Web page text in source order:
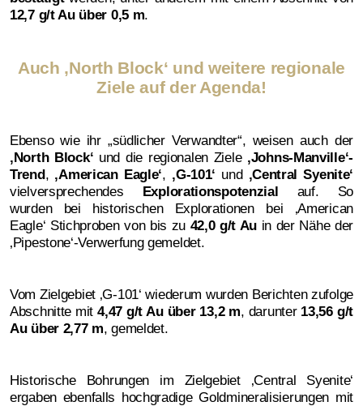
12,7 g/t Au über 0,5 m.
Auch ‚North Block‘ und weitere regionale
Ziele auf der Agenda!
Ebenso wie ihr „südlicher Verwandter“, weisen auch der
‚North Block‘ und die regionalen Ziele ‚Johns-Manville‘-
Trend, ‚American Eagle‘, ‚G-101‘ und ‚Central Syenite‘
vielversprechendes Explorationspotenzial auf. So
wurden bei historischen Explorationen bei ‚American
Eagle‘ Stichproben von bis zu 42,0 g/t Au in der Nähe der
‚Pipestone‘-Verwerfung gemeldet.
Vom Zielgebiet ‚G-101‘ wiederum wurden Berichten zufolge
Abschnitte mit4,47 g/t Au über 13,2 m, darunter 13,56 g/t
Au über 2,77 m, gemeldet.
Historische Bohrungen im Zielgebiet ‚Central Syenite‘
ergaben ebenfalls hochgradige Goldmineralisierungen mit